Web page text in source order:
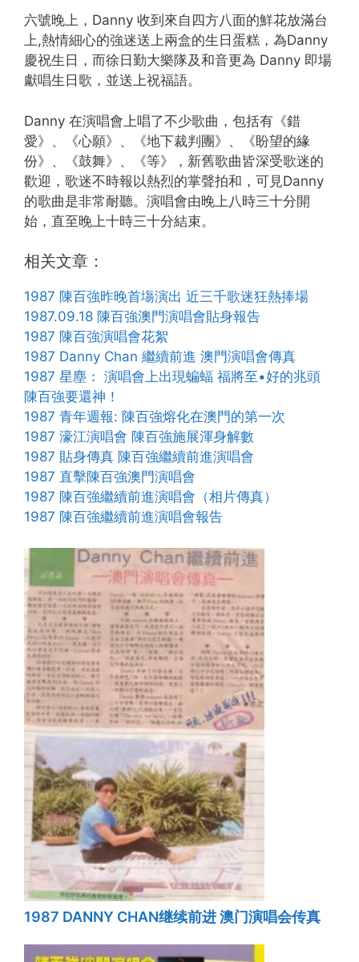
六號晚上，Danny 收到來自四方八面的鮮花放滿台
上,熱情細心的強迷送上兩盒的生日蛋糕，為Danny
慶祝生日，而徐日勤大樂隊及和音更為 Danny 即場
獻唱生日歌，並送上祝福語。
Danny 在演唱會上唱了不少歌曲，包括有《錯
愛》、《心願》、《地下裁判團》、《盼望的緣
份》、《鼓舞》、《等》，新舊歌曲皆深受歌迷的
歡迎，歌迷不時報以熱烈的掌聲拍和，可見Danny
的歌曲是非常耐聽。演唱會由晚上八時三十分開
始，直至晚上十時三十分結束。
相关文章：
1987 陳百強昨晚首塲演出 近三千歌迷狂熱捧場
1987.09.18 陳百強澳門演唱會貼身報告
1987 陳百強演唱會花絮
1987 Danny Chan 繼續前進 澳門演唱會傳真
1987 星塵： 演唱會上出現蝙蝠 福將至•好的兆頭
陳百強要還神！
1987 青年週報: 陳百強熔化在澳門的第一次
1987 濠江演唱會 陳百強施展渾身解數
1987 貼身傳真 陳百強繼續前進演唱會
1987 直擊陳百強澳門演唱會
1987 陳百強繼續前進演唱會（相片傳真）
1987 陳百強繼續前進演唱會報告
1987 DANNY CHAN继续前进 澳门演唱会传真